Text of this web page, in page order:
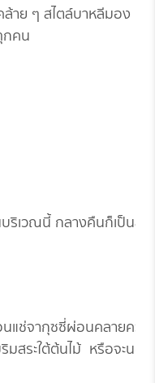
าย ๆ สไตล์บาหลีมอง
กคน
ริเวณนี้ กลางคืนก็เป็นลาน
แช่จากุซซี่ผ่อนคลายความ
สระใต้ต้นไม้ หรือจะนอน